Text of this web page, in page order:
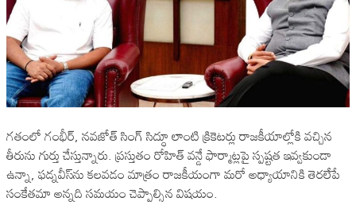
గతంలో గంభీర్, నవజోత్ సింగ్ సిద్ధూ లాంటి క్రికెటర్లు రాజకీయాల్లోకి వచ్చిన
తీరును గుర్తు చేస్తున్నారు. ప్రస్తుతం రోహిత్ వన్డే ఫార్మాట్లపై స్పష్టత ఇవ్వకుండా
ఉన్నా, ఫడ్నవీస్‌ను కలవడం మాత్రం రాజకీయంగా మరో అధ్యాయానికి తెరలేపే
సంకేతమా అన్నది సమయం చెప్పాల్సిన విషయం.